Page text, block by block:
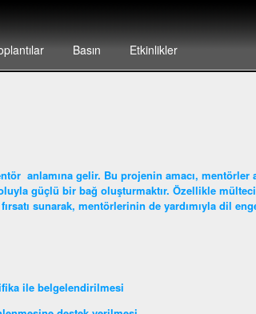
Basın Etkinlikler
anlamına gelir. Bu projenin amacı, mentörler
güçlü bir bağ oluşturmaktır. Özellikle
sunarak, mentörlerinin de yardımıyla dil
ile belgelendirilmesi